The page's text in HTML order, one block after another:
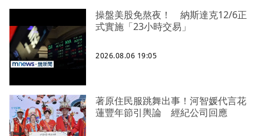
操盤美股免熬夜！ 納斯達克12/6正
式實施「23小時交易」
2026.08.06 19:05
著原住民服跳舞出事！河智媛代言花
蓮豐年節引輿論 經紀公司回應